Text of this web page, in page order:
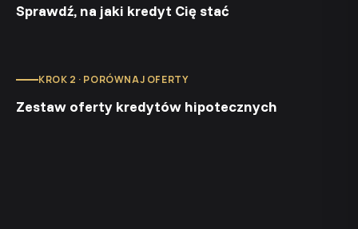
Sprawdź, na jaki kredyt Cię stać
KROK 2 · PORÓWNAJ OFERTY
Zestaw oferty kredytów hipotecznych